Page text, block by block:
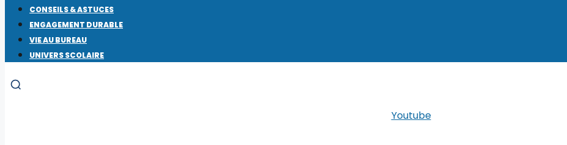
CONSEILS & ASTUCES
ENGAGEMENT DURABLE
VIE AU BUREAU
UNIVERS SCOLAIRE
Youtube